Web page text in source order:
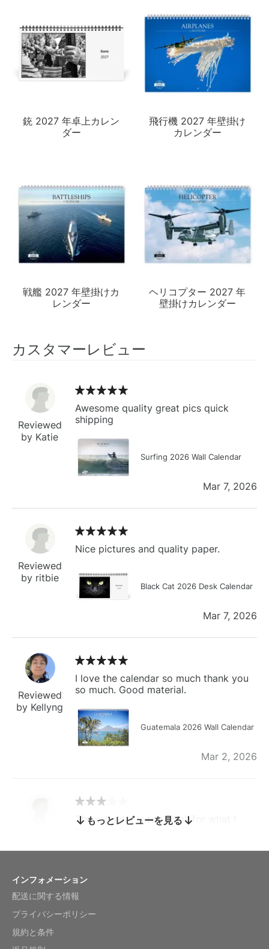
銃 2027 年卓上カレン
ダー
飛行機 2027 年壁掛け
カレンダー
戦艦 2027 年壁掛けカ
レンダー
ヘリコプター 2027 年
壁掛けカレンダー
カスタマーレビュー
Reviewed
by Katie
Awesome quality great pics quick
shipping
Surfing 2026 Wall Calendar
Mar 7, 2026
Reviewed
by ritbie
Nice pictures and quality paper.
Black Cat 2026 Desk Calendar
Mar 7, 2026
Reviewed
by Kellyng
I love the calendar so much thank you
so much. Good material.
Guatemala 2026 Wall Calendar
Mar 2, 2026
by charles
The calendar is too small for what I
もっとレビューを見る
インフォメーション
配送に関する情報
プライバシーポリシー
規約と条件